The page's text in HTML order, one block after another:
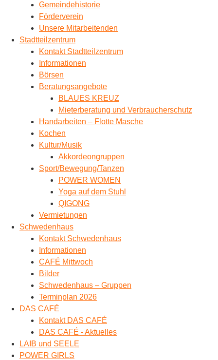
Gemeindehistorie
Förderverein
Unsere Mitarbeitenden
Stadtteilzentrum
Kontakt Stadtteilzentrum
Informationen
Börsen
Beratungsangebote
BLAUES KREUZ
Mieterberatung und Verbraucherschutz
Handarbeiten – Flotte Masche
Kochen
Kultur/Musik
Akkordeongruppen
Sport/Bewegung/Tanzen
POWER WOMEN
Yoga auf dem Stuhl
QIGONG
Vermietungen
Schwedenhaus
Kontakt Schwedenhaus
Informationen
CAFÉ Mittwoch
Bilder
Schwedenhaus – Gruppen
Terminplan 2026
DAS CAFÉ
Kontakt DAS CAFÉ
DAS CAFÉ - Aktuelles
LAIB und SEELE
POWER GIRLS